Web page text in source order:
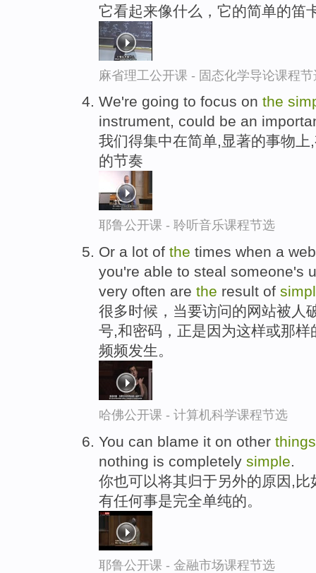
它看起来像什么，它的简单的笛
麻省理工公开课 - 固态化学导论课程节
We're going to focus on the
instrument, could be an
我们得集中在简单,显著的事物
的节奏
耶鲁公开课 - 聆听音乐课程节选
Or a lot of the times when a
you're able to steal someone's
very often are the result of
很多时候，当要访问的网站被人
号,和密码，正是因为这样或那
频频发生。
哈佛公开课 - 计算机科学课程节选
You can blame it on other things
nothing is completely simple.
你也可以将其归于另外的原因,
有任何事是完全单纯的。
耶鲁公开课 - 金融市场课程节选